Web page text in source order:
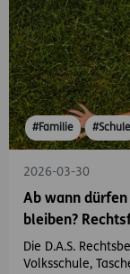
#Familie #Schule
2026-03-30
Ab wann
bleiben?
Die D.A.S.
Volksschule,